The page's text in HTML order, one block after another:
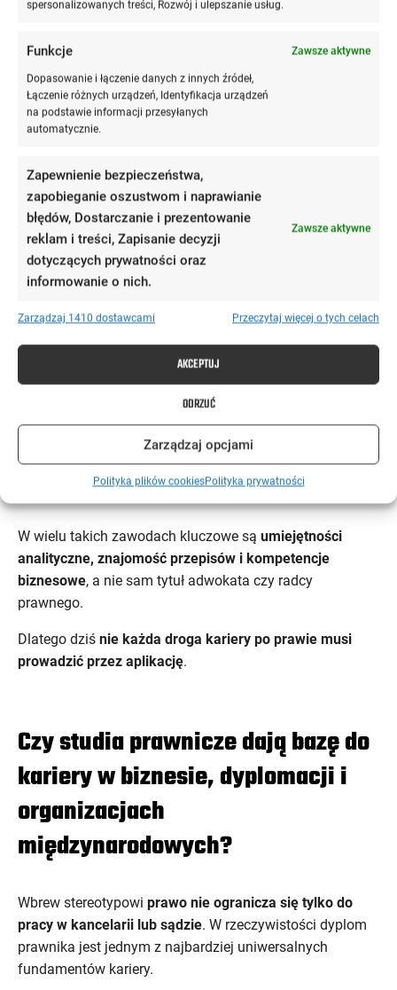
spersonalizowanych treści, Rozwój i ulepszanie usług.
Funkcje Zawsze aktywne
Dopasowanie i łączenie danych z innych źródeł,
Łączenie różnych urządzeń, Identyfikacja urządzeń
na podstawie informacji przesyłanych
automatycznie.
Zapewnienie bezpieczeństwa,
zapobieganie oszustwom i naprawianie
błędów, Dostarczanie i prezentowanie
reklam i treści, Zapisanie decyzji
dotyczących prywatności oraz
informowanie o nich.
Zawsze aktywne
Zarządzaj 1410 dostawcami Przeczytaj więcej o tych celach
AKCEPTUJ
ODRZUĆ
Zarządzaj opcjami
Polityka plików cookiesPolityka prywatności
objąć stanowiska sędziego czy prokuratora.
Standardowatrzyletnia aplikacjaobejmuje szkolenia,
praktykę zawodową i egzamin końcowy.
Czy można zrobić karierę prawniczą bez
aplikacji?
Coraz częściej tak.
Magister prawa może
(po zdaniu odrębnego egzaminu i
6-miesięcznej praktyce),
specjalista ds. compliance,
pracownik administracji publicznej
asystent sędziego lub prokuratora,
broker ubezpieczeniowy.
W wielu takich zawodach kluczowe są umiejętności
analityczne, znajomość przepisów i kompetencje
biznesowe, a nie sam tytuł adwokata czy radcy
prawnego.
Dlatego dziś nie każda droga kariery po prawie musi
prowadzić przez aplikację.
Czy studia prawnicze dają bazę do
kariery w biznesie, dyplomacji i
organizacjach
międzynarodowych?
Wbrew stereotypowi prawo nie ogranicza się tylko do
pracy w kancelarii lub sądzie. W rzeczywistości dyplom
prawnika jest jednym z najbardziej uniwersalnych
fundamentów kariery.